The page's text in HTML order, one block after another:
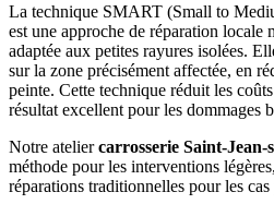
La technique SMART (Small to
est une approche de réparation locale
adaptée aux petites rayures isolées.
sur la zone précisément affectée, en
peinte. Cette technique réduit les
résultat excellent pour les dommages
Notre ateliercarrosserie Saint-Jean-
méthode pour les interventions
réparations traditionnelles pour les